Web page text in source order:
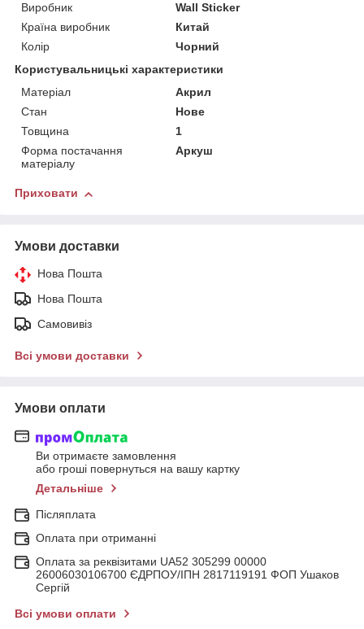
Виробник
Wall Sticker
Країна виробник
Китай
Колір
Чорний
Користувальницькі характеристики
Матеріал
Акрил
Стан
Нове
Товщина
1
Форма постачання
матеріалу
Аркуш
Приховати
Умови доставки
Нова Пошта
Нова Пошта
Самовивіз
Всі умови доставки
Умови оплати
Ви отримаєте замовлення
або гроші повернуться на вашу картку
Детальніше
Післяплата
Оплата при отриманні
Оплата за реквізитами UA52 305299 00000
26006030106700 ЄДРПОУ/ІПН 2817119191 ФОП Ушаков
Сергій
Всі умови оплати